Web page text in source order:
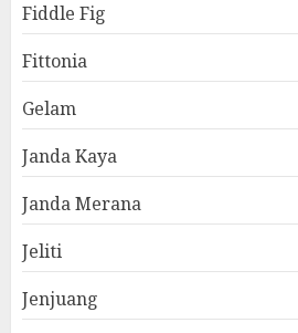
Fiddle Fig
Fittonia
Gelam
Janda Kaya
Janda Merana
Jeliti
Jenjuang